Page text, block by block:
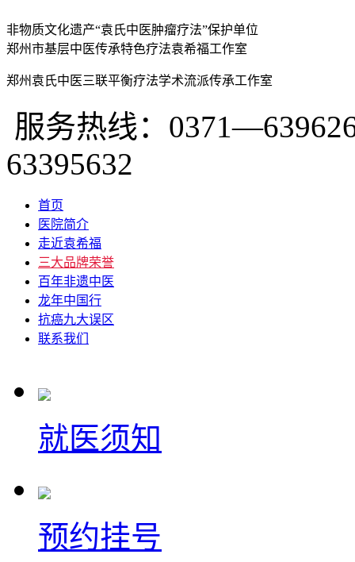
非物质文化遗产“袁氏中医肿瘤疗法”保护单位
郑州市基层中医传承特色疗法袁希福工作室
郑州袁氏中医三联平衡疗法学术流派传承工作室
服务热线：
63395632
首页
医院简介
走近袁希福
三大品牌荣誉
百年非遗中医
龙年中国行
抗癌九大误区
联系我们
就医须知
预约挂号